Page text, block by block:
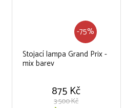
-75%
Stojací lampa Grand Prix -
mix barev
875 Kč
3 500 Kč